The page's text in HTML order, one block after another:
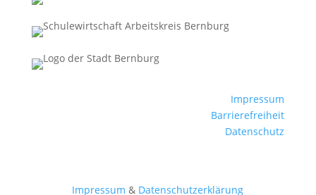
Impressum
Barrierefreiheit
Datenschutz
Impressum & Datenschutzerklärung